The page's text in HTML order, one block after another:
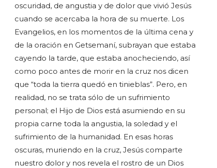
oscuridad, de angustia y de dolor que vivió Jesús
cuando se acercaba la hora de su muerte. Los
Evangelios, en los momentos de la última cena y
de la oración en Getsemaní, subrayan que estaba
cayendo la tarde, que estaba anocheciendo, así
como poco antes de morir en la cruz nos dicen
que “toda la tierra quedó en tinieblas”. Pero, en
realidad, no se trata sólo de un sufrimiento
personal; el Hijo de Dios está asumiendo en su
propia carne toda la angustia, la soledad y el
sufrimiento de la humanidad. En esas horas
oscuras, muriendo en la cruz, Jesús comparte
nuestro dolor y nos revela el rostro de un Dios